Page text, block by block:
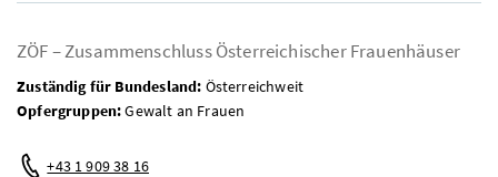
ZÖF – Zusammenschluss Österreichischer Frauenhäuser
Zuständig für Bundesland: Österreichweit
Opfergruppen:Gewalt an Frauen
Telefon:
+43 1 909 38 16